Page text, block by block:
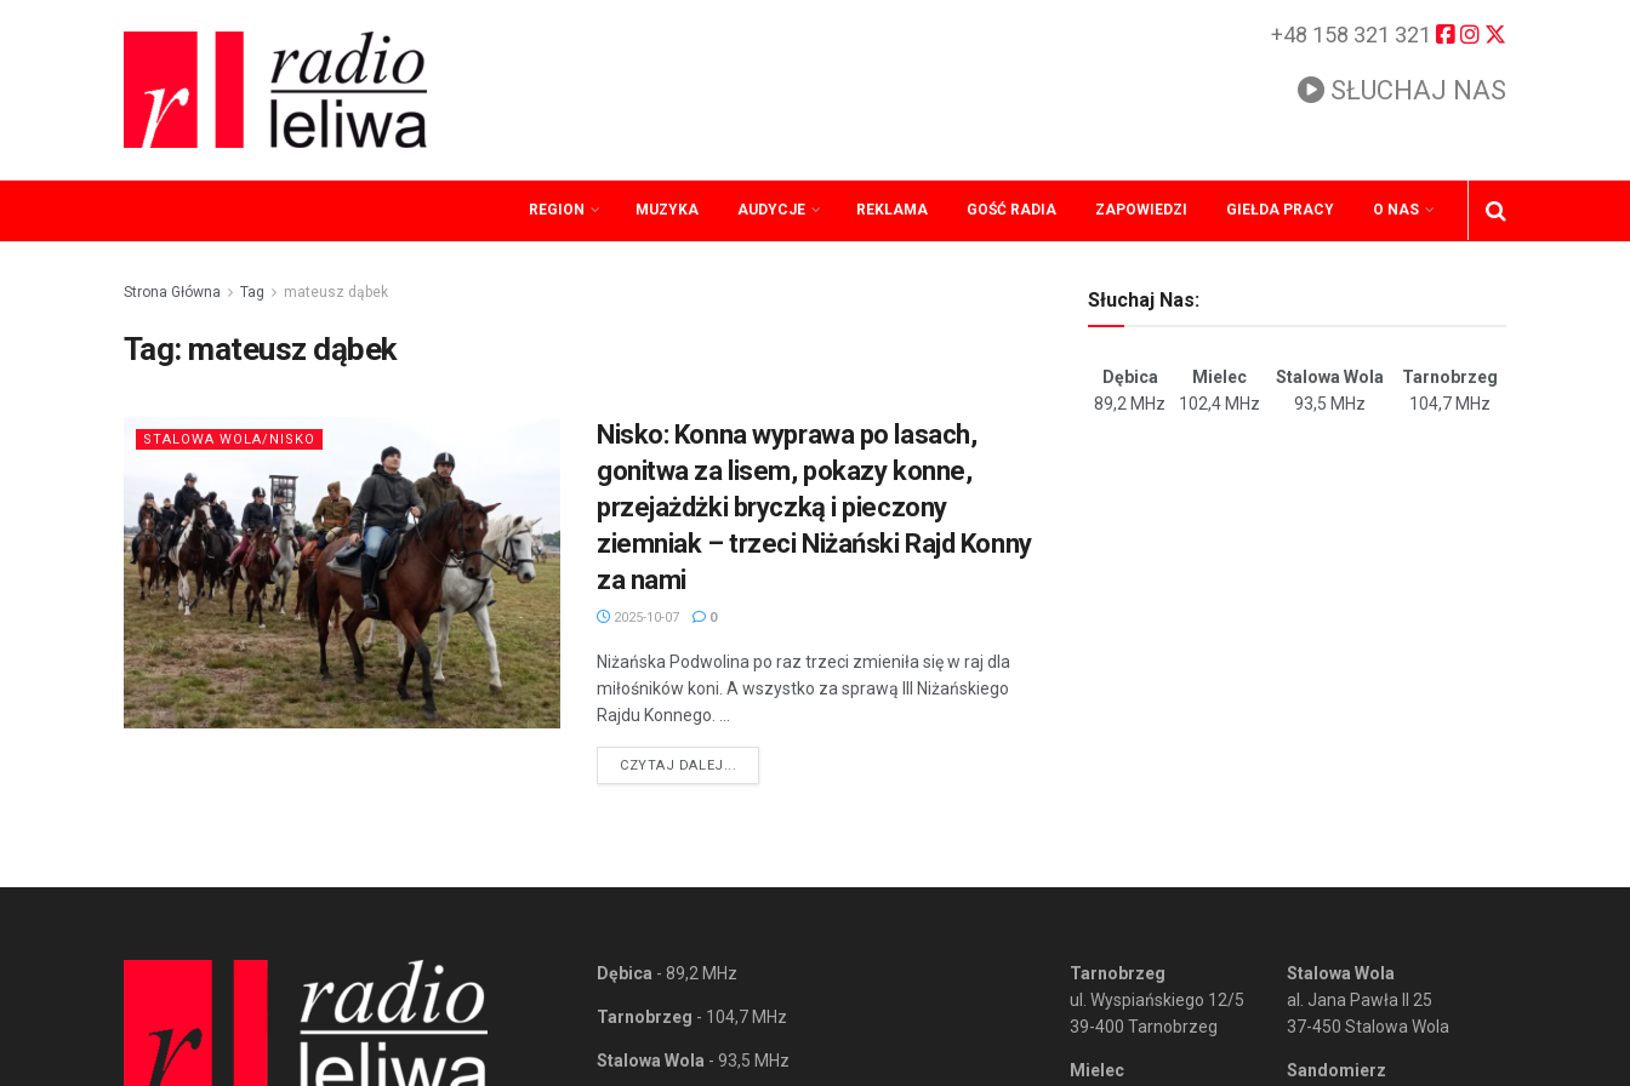
+48 158 321 321
SŁUCHAJ NAS
REGION MUZYKA AUDYCJE REKLAMA GOŚĆ RADIA ZAPOWIEDZI GIEŁDA PRACY O NAS
Strona Główna Tag mateusz dąbek
Tag: mateusz dąbek
STALOWA WOLA/NISKO
Nisko: Konna wyprawa po lasach,
gonitwa za lisem, pokazy konne,
przejażdżki bryczką i pieczony
ziemniak – trzeci Niżański Rajd Konny
za nami
2025-10-07 0
Niżańska Podwolina po raz trzeci zmieniła się w raj dla
miłośników koni. A wszystko za sprawą III Niżańskiego
Rajdu Konnego. ...
CZYTAJ DALEJ...
Słuchaj Nas:
Dębica Mielec Stalowa Wola
Tarnobrzeg
89,2 MHz
102,4 MHz 93,5 MHz 104,7 MHz
Dębica - 89,2 MHz
Tarnobrzeg - 104,7 MHz
Stalowa Wola - 93,5 MHz
Tarnobrzeg
ul. Wyspiańskiego 12/5
39-400 Tarnobrzeg
Mielec
Stalowa Wola
al. Jana Pawła II 25
37-450 Stalowa Wola
Sandomierz